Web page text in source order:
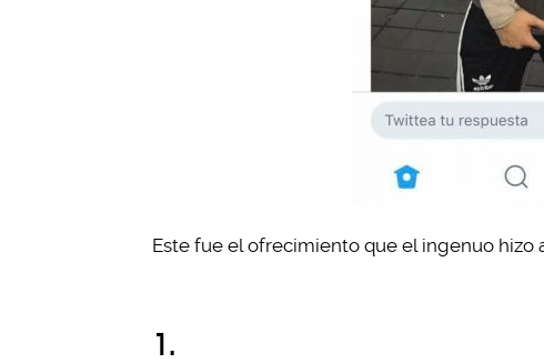
Este fue el ofrecimiento que el ingenuo hizo
1.